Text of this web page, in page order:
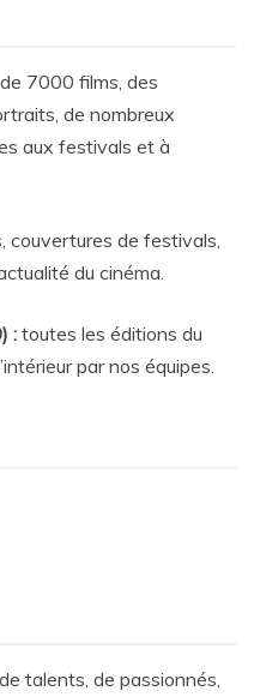
7000 films, des
de nombreux
aux festivals et à
couvertures de festivals,
du cinéma
: toutes les éditions du
par nos équipes.
talents, de passionnés,